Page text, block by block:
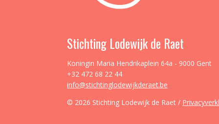
Stichting Lodewijk de Raet
Koningin Maria Hendrikaplein 64a - 9000 Gent
+32 472 68 22 44
info@stichtinglodewijkderaet.be
© 2026 Stichting Lodewijk de Raet /